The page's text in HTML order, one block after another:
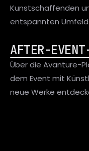
Kunstschaffenden
entspannten Umfeld.
AFTER-
Über die Avanture-
dem Event mit
neue Werke